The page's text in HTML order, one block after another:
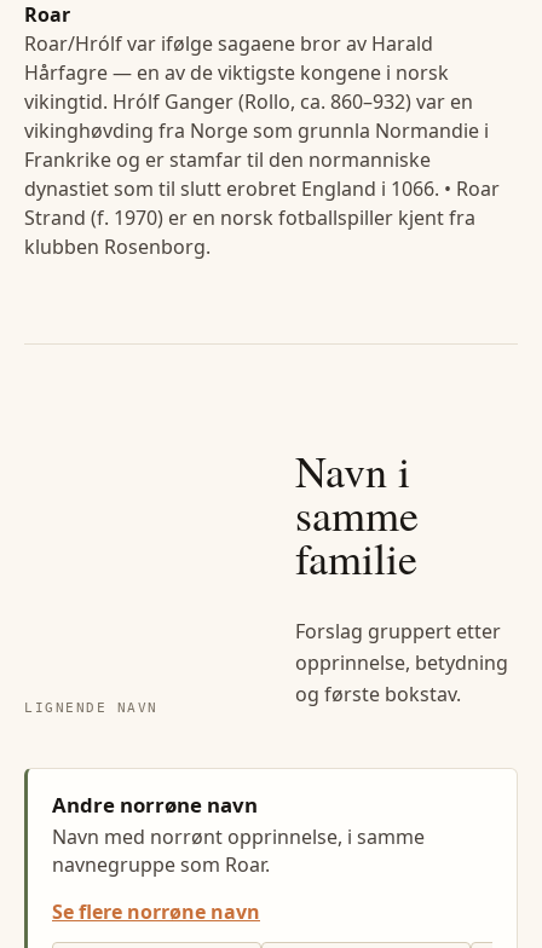
Roar
Roar/Hrólf var ifølge sagaene bror av Harald
Hårfagre — en av de viktigste kongene i norsk
vikingtid. Hrólf Ganger (Rollo, ca. 860–932) var en
vikinghøvding fra Norge som grunnla Normandie i
Frankrike og er stamfar til den normanniske
dynastiet som til slutt erobret England i 1066. • Roar
Strand (f. 1970) er en norsk fotballspiller kjent fra
klubben Rosenborg.
LIGNENDE NAVN
Navn i
samme
familie
Forslag gruppert etter
opprinnelse, betydning
og første bokstav.
Andre norrøne navn
Navn med norrønt opprinnelse, i samme
navnegruppe som Roar.
Se flere norrøne navn